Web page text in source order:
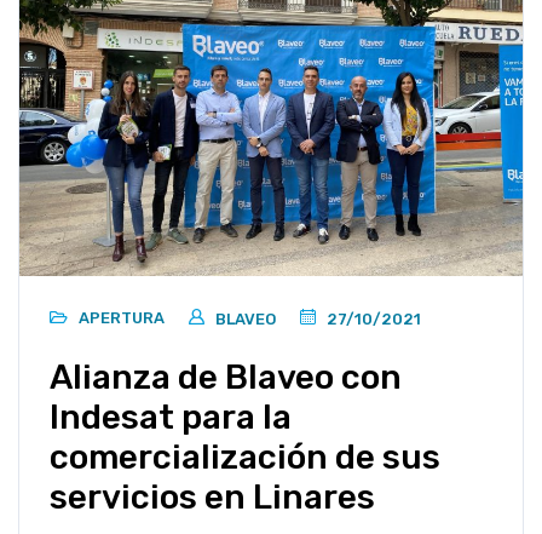
APERTURA BLAVEO 27/10/2021
Alianza de Blaveo con
Indesat para la
comercialización de sus
servicios en Linares